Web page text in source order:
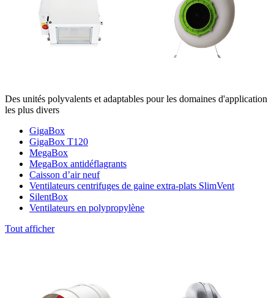
Des unités polyvalents et adaptables pour les domaines d'application
les plus divers
GigaBox
GigaBox T120
MegaBox
MegaBox antidéflagrants
Caisson d’air neuf
Ventilateurs centrifuges de gaine extra-plats SlimVent
SilentBox
Ventilateurs en polypropylène
Tout afficher